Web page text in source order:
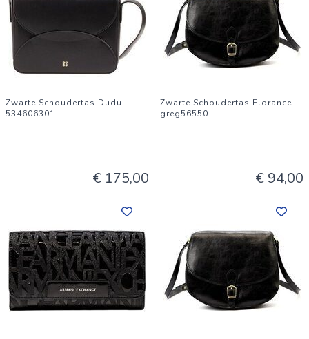
Zwarte Schoudertas Dudu
534606301
€ 175,00
Zwarte Schoudertas Florance
greg56550
€ 94,00